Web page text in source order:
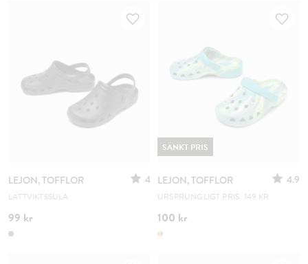
LEJON, TOFFLOR 4
LÄTTVIKTSSULA
99 kr
LEJON, TOFFLOR 4.9
URSPRUNGLIGT PRIS: 149 KR
100 kr
SÄNKT PRIS